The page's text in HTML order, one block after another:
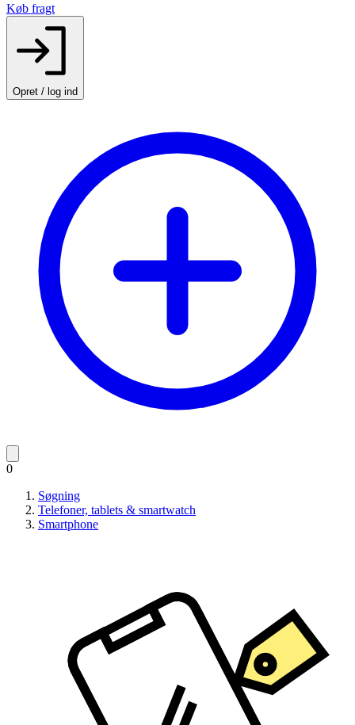
Køb fragt
Opret / log ind
0
Søgning
Telefoner, tablets & smartwatch
Smartphone